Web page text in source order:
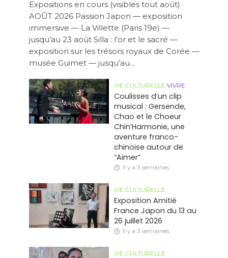
Expositions en cours (visibles tout août)
AOÛT 2026 Passion Japon — exposition
immersive — La Villette (Paris 19e) —
jusqu’au 23 août Silla : l’or et le sacré —
exposition sur les trésors royaux de Corée —
musée Guimet — jusqu’au...
VIE CULTURELLE•VIVRE
Coulisses d’un clip
musical : Gersende,
Chao et le Choeur
Chin’Harmonie, une
aventure franco-
chinoise autour de
“Aimer”
Il y a 3 semaines
VIE CULTURELLE
Exposition Amitié
France Japon du 13 au
26 juillet 2026
Il y a 3 semaines
VIE CULTURELLE